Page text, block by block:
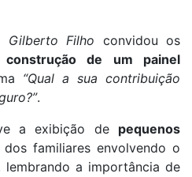
Gilberto Filho convidou os
construção de um painel
“Qual a sua contribuição
.
a exibição de pequenos
dos familiares envolvendo o
a importância de